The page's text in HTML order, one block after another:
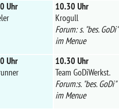
Uhr
10.30 Uhr
Krogull
Forum: s. "bes. GoDi"
im Menue
Uhr
10.30 Uhr
Team GoDiWerkst.
Forum:s. "bes. GoDi"
im Menue